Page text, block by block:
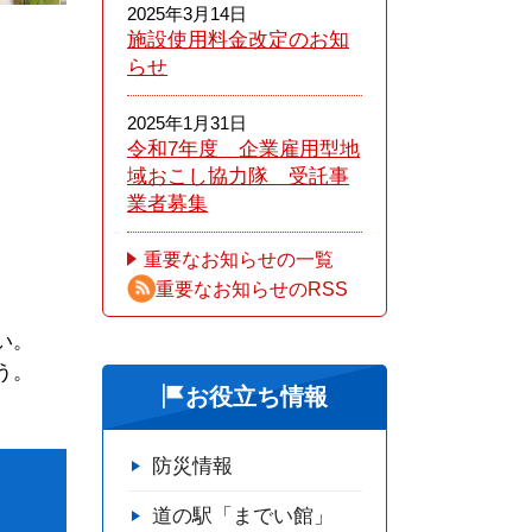
2025年3月14日
施設使用料金改定のお知
らせ
2025年1月31日
令和7年度 企業雇用型地
域おこし協力隊 受託事
業者募集
重要なお知らせの一覧
重要なお知らせのRSS
お役立ち情報
防災情報
道の駅「までい館」